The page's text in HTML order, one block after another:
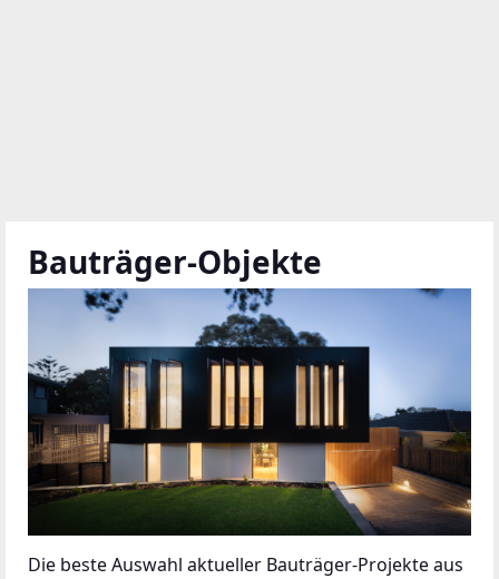
Bauträger-Objekte
Die beste Auswahl aktueller Bauträger-Projekte aus